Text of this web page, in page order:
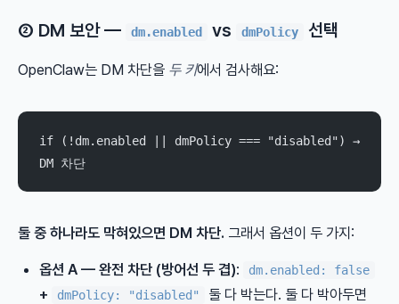
② DM 보안 — dm.enabled vs dmPolicy 선택
OpenClaw는 DM 차단을 두 키에서 검사해요:
if (!dm.enabled || dmPolicy === "disabled") →
DM 차단
둘 중 하나라도 막혀있으면 DM 차단. 그래서 옵션이 두 가지:
옵션 A — 완전 차단 (방어선 두 겹): dm.enabled: false
+ dmPolicy: "disabled"
둘 다 박는다. 둘 다 박아두면